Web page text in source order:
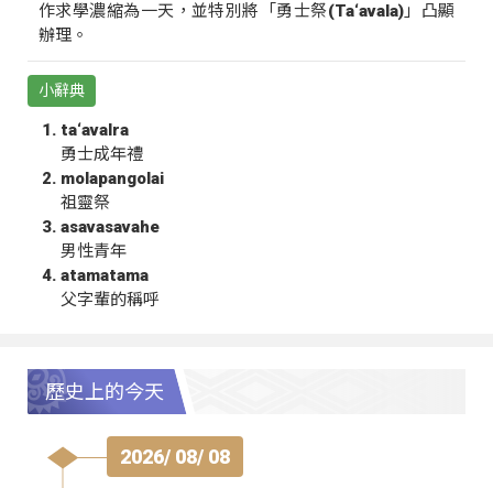
作求學濃縮為一天，並特別將「勇士祭(Ta‘avala)」凸顯
辦理。
小辭典
ta‘avalra
勇士成年禮
molapangolai
祖靈祭
asavasavahe
男性青年
atamatama
父字輩的稱呼
歷史上的今天
2026/ 08/ 08